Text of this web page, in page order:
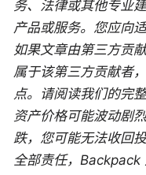
务、法律或其他专业
产品或服务。您应向
如果文章由第三方贡
属于该第三方贡献者
点。请阅读我们的完
资产价格可能波动剧
跌，您可能无法收回
全部责任，Backpack